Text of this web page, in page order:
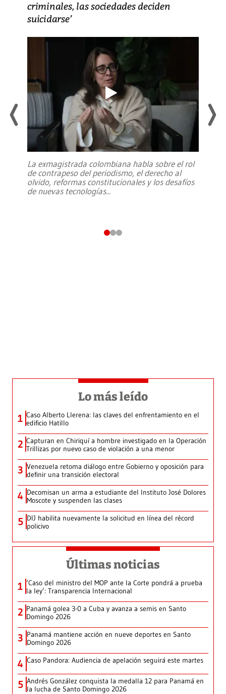
criminales, las sociedades deciden
suicidarse’
La exmagistrada colombiana habla sobre el rol
de contrapeso del periodismo, el derecho al
olvido, reformas constitucionales y los desafíos
de nuevas tecnologías...
Lo más leído
1 Caso Alberto Llerena: las claves del enfrentamiento en el
edificio Hatillo
2 Capturan en Chiriquí a hombre investigado en la Operación
Trillizas por nuevo caso de violación a una menor
3 Venezuela retoma diálogo entre Gobierno y oposición para
definir una transición electoral
4 Decomisan un arma a estudiante del Instituto José Dolores
Moscote y suspenden las clases
5 DIJ habilita nuevamente la solicitud en línea del récord
policivo
Últimas noticias
1 ‘Caso del ministro del MOP ante la Corte pondrá a prueba
la ley’: Transparencia Internacional
2 Panamá golea 3-0 a Cuba y avanza a semis en Santo
Domingo 2026
3 Panamá mantiene acción en nueve deportes en Santo
Domingo 2026
4 Caso Pandora: Audiencia de apelación seguirá este martes
5 Andrés González conquista la medalla 12 para Panamá en
la lucha de Santo Domingo 2026